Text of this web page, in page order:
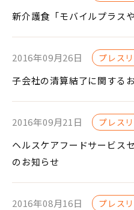
新介護食「モバイルプラス
2016年09月26日 プレス
子会社の清算結了に関する
2016年09月21日 プレス
ヘルスケアフードサービス
のお知らせ
2016年08月16日 プレス